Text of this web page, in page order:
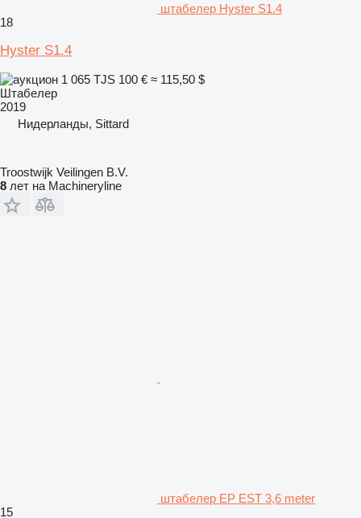
штабелер Hyster S1.4
18
Hyster S1.4
1 065 TJS 100 € ≈ 115,50 $
Штабелер
2019
Нидерланды, Sittard
Troostwijk Veilingen B.V.
8 лет на Machineryline
штабелер EP EST 3,6 meter
15